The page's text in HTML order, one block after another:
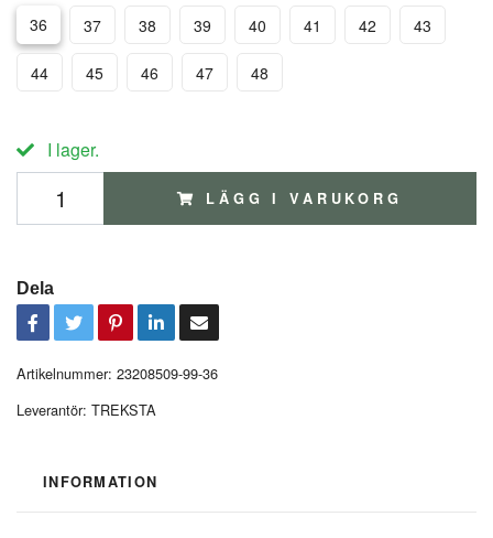
36 37 38 39 40 41 42 43
44 45 46 47 48
I lager.
LÄGG I VARUKORG
Dela
Artikelnummer: 23208509-99-36
Leverantör: TREKSTA
INFORMATION